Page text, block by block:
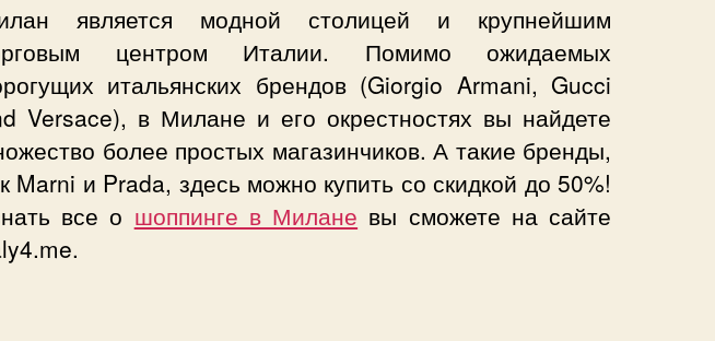
является модной столицей и крупнейшим
центром Италии. Помимо ожидаемых
итальянских брендов (Giorgio Armani, Gucci
Versace), в Милане и его окрестностях вы найдете
более простых магазинчиков. А такие бренды,
Marni и Prada, здесь можно купить со скидкой до 50%!
все о шоппинге в Милане вы сможете на сайте